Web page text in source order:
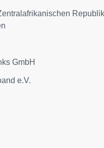
GmbH
e.V.